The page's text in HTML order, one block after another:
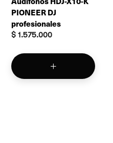
PIONEER DJ
profesionales
$ 1.575.000